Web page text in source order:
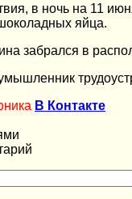
в ночь на 11
яйца.
забрался в
В Контакте